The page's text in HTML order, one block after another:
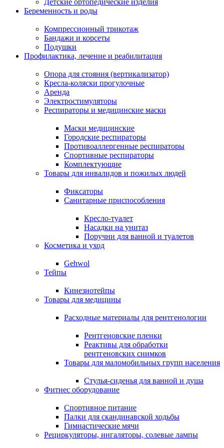
Детские ортопедические изделия
Беременность и роды
Компрессионный трикотаж
Бандажи и корсеты
Подушки
Профилактика, лечение и реабилитация
Опора для стояния (вертикализатор)
Кресла-коляски прогулочные
Аренда
Электростимуляторы
Респираторы и медицинские маски
Маски медицинские
Городские респираторы
Противоаллергенные респираторы
Спортивные респираторы
Комплектующие
Товары для инвалидов и пожилых людей
Фиксаторы
Санитарные приспособления
Кресло-туалет
Насадки на унитаз
Поручни для ванной и туалетов
Косметика и уход
Gehwol
Тейпы
Кинезиотейпы
Товары для медицины
Расходные материалы для рентгенологии
Рентгеновские пленки
Реактивы для обработки
рентгеновских снимков
Товары для маломобильных групп населения
Стулья-сиденья для ванной и душа
Фитнес оборудование
Спортивное питание
Палки для скандинавской ходьбы
Гимнастические мячи
Рециркуляторы, ингаляторы, солевые лампы